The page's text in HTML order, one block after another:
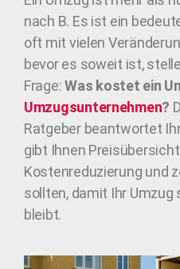
nach B. Es ist ein
oft mit vielen
bevor es soweit ist,
Frage:Was kostet ein
Umzugsunternehmen?
Ratgeber beantwortet
gibt Ihnen
Kostenreduzierung und
sollten, damit Ihr
bleibt.